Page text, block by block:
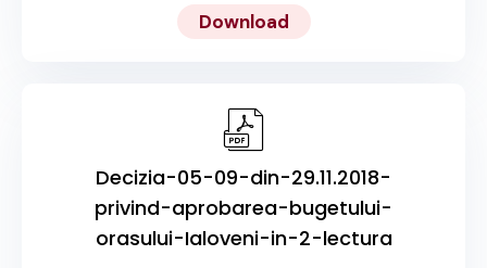
Download
Decizia-05-09-din-29.11.2018-
privind-aprobarea-bugetului-
orasului-Ialoveni-in-2-lectura